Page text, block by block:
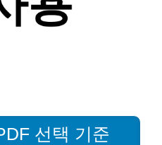
선택 기준